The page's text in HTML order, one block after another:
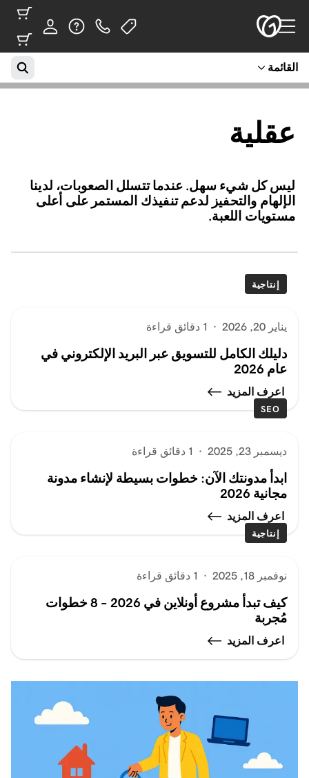
القائمة
عقلية
ليس كل شيء سهل. عندما تتسلل الصعوبات، لدينا
الإلهام والتحفيز لدعم تنفيذك المستمر على أعلى
مستويات اللعبة.
إنتاجية
يناير 20, 2026 · 1 دقائق قراءة
دليلك الكامل للتسويق عبر البريد الإلكتروني في
عام 2026
اعرف المزيد
SEO
ديسمبر 23, 2025 · 1 دقائق قراءة
ابدأ مدونتك الآن: خطوات بسيطة لإنشاء مدونة
مجانية 2026
اعرف المزيد
إنتاجية
نوفمبر 18, 2025 · 1 دقائق قراءة
كيف تبدأ مشروع أونلاين في 2026 – 8 خطوات
مُجربة
اعرف المزيد